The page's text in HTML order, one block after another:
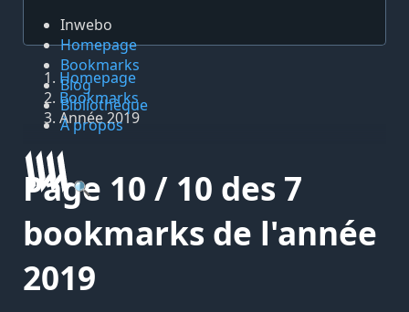
Inwebo
Homepage
Bookmarks
Blog
Bibliothèque
À propos
🔍
Homepage
Bookmarks
Année 2019
Page 10 / 10 des 7
bookmarks de l'année
2019